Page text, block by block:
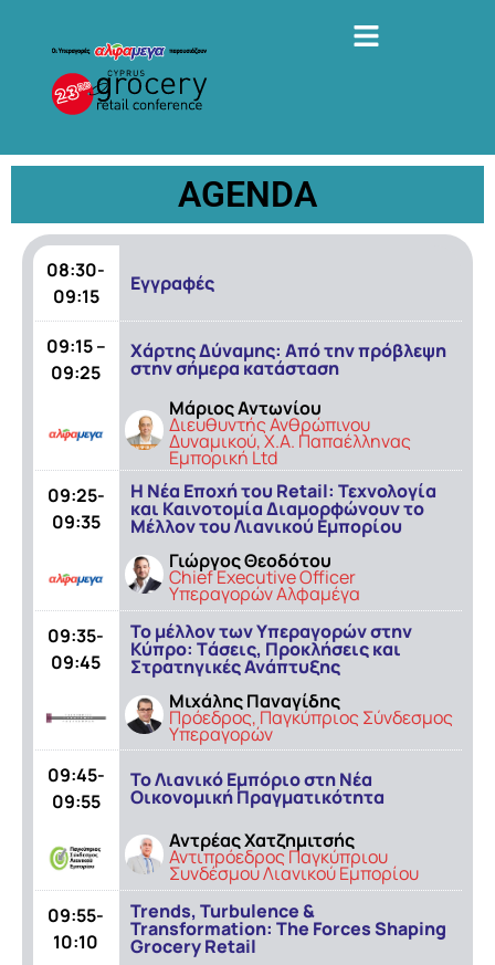
AGENDA
08:30-
09:15
Εγγραφές
09:15 –
09:25
Χάρτης Δύναμης: Από την πρόβλεψη
στην σήμερα κατάσταση
Μάριος Αντωνίου
Διευθυντής Ανθρώπινου
Δυναμικού, Χ.Α. Παπαέλληνας
Εμπορική Ltd
09:25-
09:35
H Νέα Εποχή του Retail: Τεχνολογία
και Καινοτομία Διαμορφώνουν το
Μέλλον του Λιανικού Εμπορίου
Γιώργος Θεοδότου
Chief Executive Officer
Υπεραγορών Αλφαμέγα
09:35-
09:45
Το μέλλον των Υπεραγορών στην
Κύπρο: Tάσεις, Προκλήσεις και
Στρατηγικές Ανάπτυξης
Μιχάλης Παναγίδης
Πρόεδρος, Παγκύπριος Σύνδεσμος
Υπεραγορών
09:45-
09:55
Το Λιανικό Eμπόριο στη Νέα
Οικονομική Πραγματικότητα
Αντρέας Χατζημιτσής
Αντιπρόεδρος Παγκύπριου
Συνδέσμου Λιανικού Εμπορίου
09:55-
10:10
Trends, Turbulence &
Transformation: The Forces Shaping
Grocery Retail